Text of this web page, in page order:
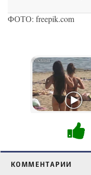
ФОТО: freepik.com
КОММЕНТАРИИ